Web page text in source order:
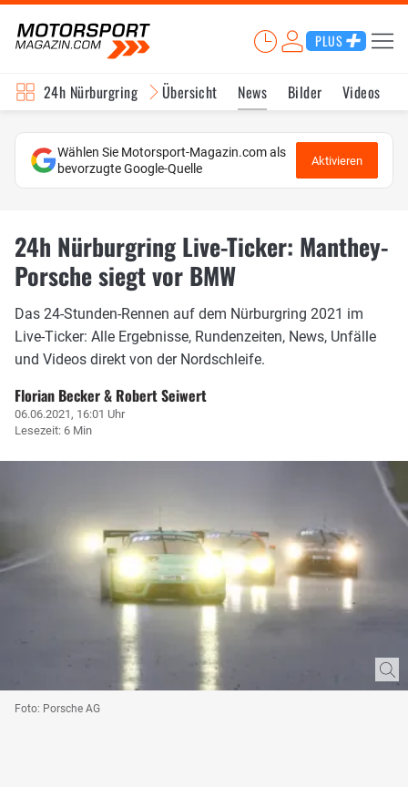
PLUS
24h Nürburgring Übersicht News Bilder Videos
Wählen Sie Motorsport-Magazin.com als
bevorzugte Google-Quelle
Aktivieren
24h Nürburgring Live-Ticker: Manthey-
Porsche siegt vor BMW
Das 24-Stunden-Rennen auf dem Nürburgring 2021 im
Live-Ticker: Alle Ergebnisse, Rundenzeiten, News, Unfälle
und Videos direkt von der Nordschleife.
Florian Becker & Robert Seiwert
06.06.2021, 16:01 Uhr
Lesezeit: 6 Min
Foto: Porsche AG